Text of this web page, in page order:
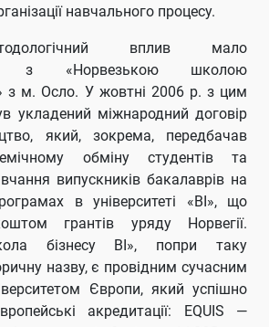
навчального процесу.
вплив мало
з «Норвезькою школою
з м. Осло. У жовтні 2006 р. з цим
укладений міжнародний договір
який, зокрема, передбачав
обміну студентів та
випускників бакалаврів на
в університеті «ВІ», що
грантів уряду Норвегії.
бізнесу BI», попри таку
назву, є провідним сучасним
Європи, який успішно
акредитації: EQUIS —